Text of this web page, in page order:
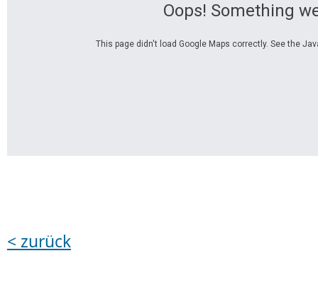
Oops! Something
This page didn't load Google Maps correctly. See the
< zurück